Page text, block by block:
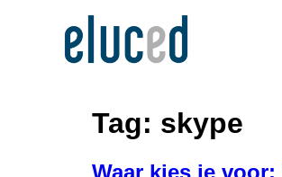
Tag: skype
Waar kies je